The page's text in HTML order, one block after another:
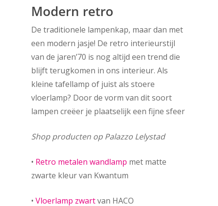
Modern retro
De traditionele lampenkap, maar dan met
een modern jasje! De retro interieurstijl
van de jaren’70 is nog altijd een trend die
blijft terugkomen in ons interieur. Als
kleine tafellamp of juist als stoere
vloerlamp? Door de vorm van dit soort
lampen creëer je plaatselijk een fijne sfeer
Shop producten op Palazzo Lelystad
• Retro metalen wandlamp met matte
zwarte kleur van Kwantum
•Vloerlamp zwartvan HACO